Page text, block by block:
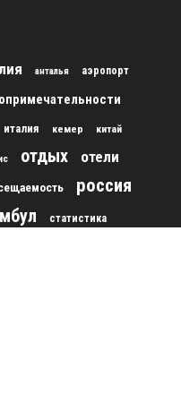
анталья аэропорт
италия кемер китай
отдых
отели
россия
статистика